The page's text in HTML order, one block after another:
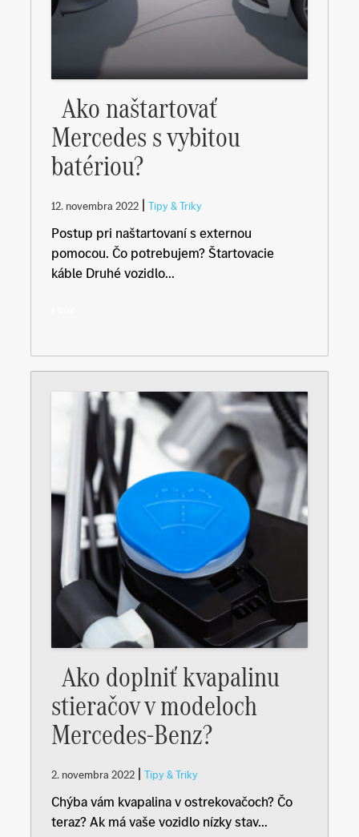
Ako naštartovať
Mercedes s vybitou
batériou?
12. novembra 2022 | Tipy & Triky
Postup pri naštartovaní s externou
pomocou. Čo potrebujem? Štartovacie
káble Druhé vozidlo...
Ako doplniť kvapalinu
stieračov v modeloch
Mercedes-Benz?
2. novembra 2022 | Tipy & Triky
Chýba vám kvapalina v ostrekovačoch? Čo
teraz? Ak má vaše vozidlo nízky stav...